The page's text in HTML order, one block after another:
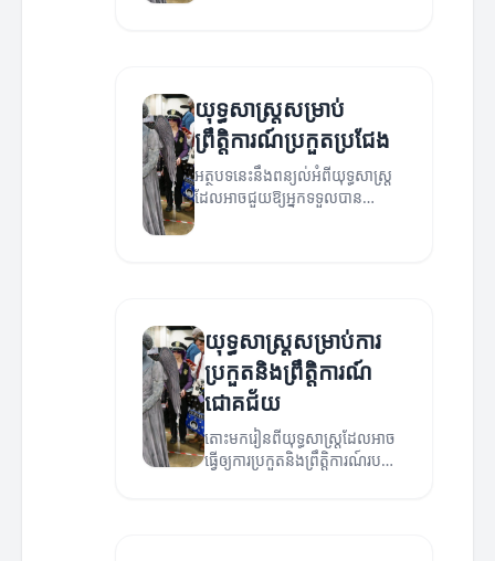
យុទ្ធសាស្ត្រសម្រាប់
ព្រឹត្តិការណ៍ប្រកួតប្រជែង
អត្ថបទនេះនឹងពន្យល់អំពីយុទ្ធសាស្ត្រ
ដែលអាចជួយឱ្យអ្នកទទួលបាន
ជោគជ័យក្នុងព្រឹត្តិការណ៍ប្រកួត
យុទ្ធសាស្ត្រសម្រាប់ការ
ប្រកួតនិងព្រឹត្តិការណ៍
ជោគជ័យ
តោះមករៀនពីយុទ្ធសាស្ត្រដែលអាច
ធ្វើឲ្យការប្រកួតនិងព្រឹត្តិការណ៍របស់